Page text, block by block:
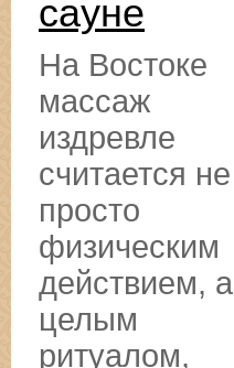
сауне
На Востоке
массаж
издревле
считается не
просто
физическим
действием, а
целым
ритуалом,